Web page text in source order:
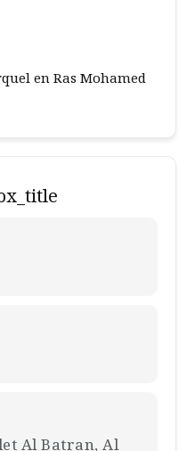
en Ras Mohamed
Al Batran, Al